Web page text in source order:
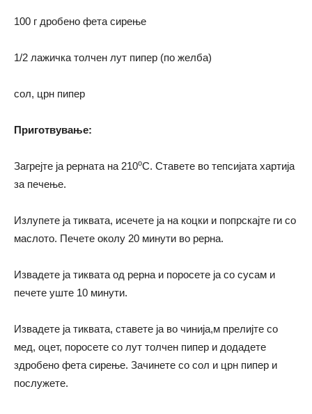
100 г дробено фета сирење
1/2 лажичка толчен лут пипер (по желба)
сол, црн пипер
Приготвување:
Загрејте ја рерната на 210oC. Ставете во тепсијата хартија
за печење.
Излупете ја тиквата, исечете ја на коцки и попрскајте ги со
маслото. Печете околу 20 минути во рерна.
Извадете ја тиквата од рерна и поросете ја со сусам и
печете уште 10 минути.
Извадете ја тиквата, ставете ја во чинија,м прелијте со
мед, оцет, поросете со лут толчен пипер и додадете
здробено фета сирење. Зачинете со сол и црн пипер и
послужете.